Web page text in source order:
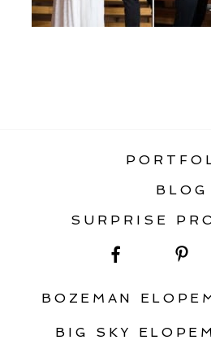
BLOG
SURPRISE
BOZEMAN
BIG SKY